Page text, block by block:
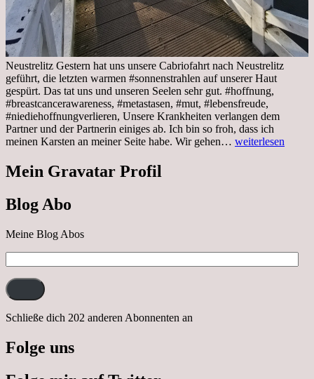
Neustrelitz Gestern hat uns unsere Cabriofahrt nach Neustrelitz
geführt, die letzten warmen #sonnenstrahlen auf unserer Haut
gespürt. Das tat uns und unseren Seelen sehr gut. #hoffnung,
#breastcancerawareness, #metastasen, #mut, #lebensfreude,
#niediehoffnungverlieren, Unsere Krankheiten verlangen dem
Partner und der Partnerin einiges ab. Ich bin so froh, dass ich
meinen Karsten an meiner Seite habe. Wir gehen… Sonnabend,
weiterlesen
Mein Gravatar Profil
Blog Abo
Meine Blog Abos
Mail-
Adresse:
Schließe dich 202 anderen Abonnenten an
Folge uns